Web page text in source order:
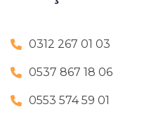
0312 267 01 03
0537 867 18 06
0553 574 59 01